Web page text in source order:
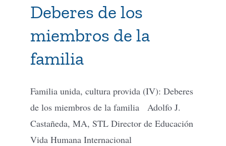
Deberes de los
miembros de la
familia
Familia unida, cultura provida (IV): Deberes
de los miembros de la familia Adolfo J.
Castañeda, MA, STL Director de Educación
Vida Humana Internacional